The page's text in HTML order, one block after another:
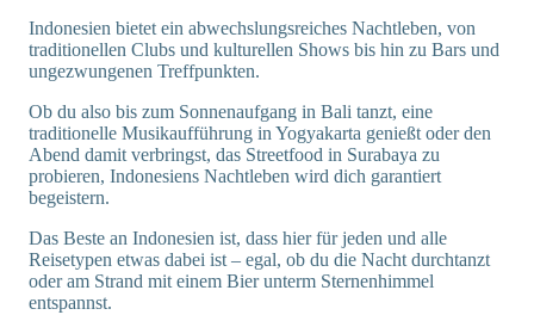
Indonesien bietet ein abwechslungsreiches Nachtleben, von
traditionellen Clubs und kulturellen Shows bis hin zu Bars und
ungezwungenen Treffpunkten.
Ob du also bis zum Sonnenaufgang in Bali tanzt, eine
traditionelle Musikaufführung in Yogyakarta genießt oder den
Abend damit verbringst, das Streetfood in Surabaya zu
probieren, Indonesiens Nachtleben wird dich garantiert
begeistern.
Das Beste an Indonesien ist, dass hier für jeden und alle
Reisetypen etwas dabei ist – egal, ob du die Nacht durchtanzt
oder am Strand mit einem Bier unterm Sternenhimmel
entspannst.